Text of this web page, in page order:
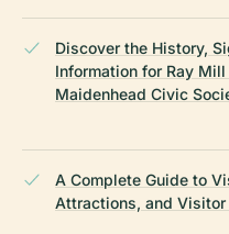
Discover the History,
Information for Ray
Maidenhead Civic
A Complete Guide to
Attractions, and